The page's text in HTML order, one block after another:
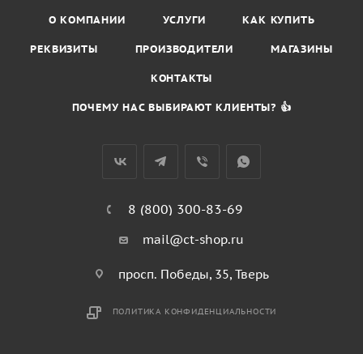
О КОМПАНИИ УСЛУГИ КАК КУПИТЬ
РЕКВИЗИТЫ ПРОИЗВОДИТЕЛИ МАГАЗИНЫ
КОНТАКТЫ
ПОЧЕМУ НАС ВЫБИРАЮТ КЛИЕНТЫ? 👍
8 (800) 300-83-69
mail@ct-shop.ru
просп. Победы, 35, Тверь
ПОЛИТИКА КОНФИДЕНЦИАЛЬНОСТИ